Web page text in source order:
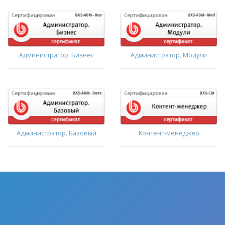
Администратор. Бизнес Администратор. Модули
Администратор. Базовый Контент-менеджер